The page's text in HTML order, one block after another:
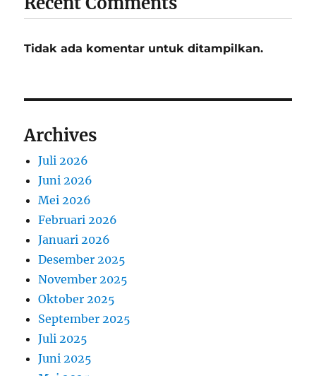
Tidak ada komentar untuk ditampilkan.
Archives
Juli 2026
Juni 2026
Mei 2026
Februari 2026
Januari 2026
Desember 2025
November 2025
Oktober 2025
September 2025
Juli 2025
Juni 2025